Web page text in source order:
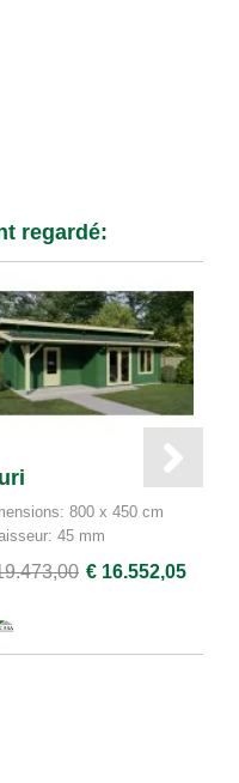
regardé:
800 x 450 cm
45 mm
€ 16.552,05